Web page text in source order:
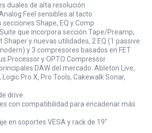
duales de alta resolución
Feel sensibles al tacto
Shape, EQ y Comp
que incorpora sección Tape/Preamp,
Shaper y nuevas utilidades, 2 EQ (1 passive
y 3 compresores basados en FET
Processor y OPTO Compressor
DAW del mercado: Ableton Live,
Pro X, Pro Tools, Cakewalk Sonar,
drive
con compatibilidad para encadenar más
en soportes VESA y rack de 19"